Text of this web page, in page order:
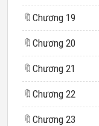
🔖 Chương 19
🔖 Chương 20
🔖 Chương 21
🔖 Chương 22
🔖 Chương 23